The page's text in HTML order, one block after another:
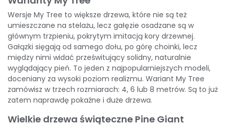
Wersje My Tree to większe drzewa, które nie są też
umieszczane na stelażu, lecz gałęzie osadzane są w
głównym trzpieniu, pokrytym imitacją kory drzewnej.
Gałązki sięgają od samego dołu, po górę choinki, lecz
między nimi widać prześwitujący solidny, naturalnie
wyglądający pień. To jeden z najpopularniejszych modeli,
doceniany za wysoki poziom realizmu. Wariant My Tree
zamówisz w trzech rozmiarach: 4, 6 lub 8 metrów. Są to już
zatem naprawdę pokaźne i duże drzewa.
Wielkie drzewa świąteczne Pine Giant